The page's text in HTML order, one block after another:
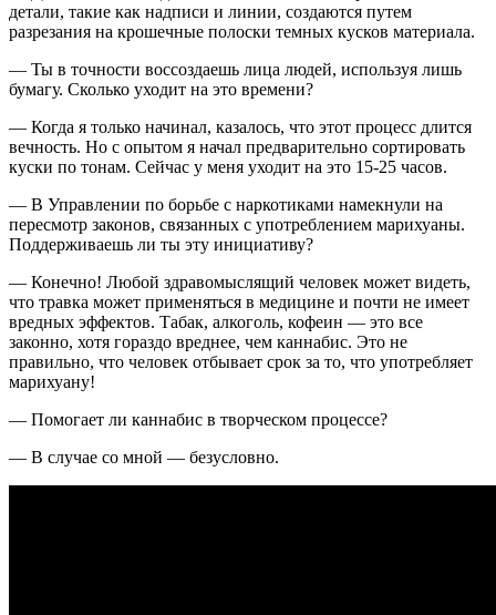
детали, такие как надписи и линии, создаются путем
разрезания на крошечные полоски темных кусков материала.
— Ты в точности воссоздаешь лица людей, используя лишь
бумагу. Сколько уходит на это времени?
— Когда я только начинал, казалось, что этот процесс длится
вечность. Но с опытом я начал предварительно сортировать
куски по тонам. Сейчас у меня уходит на это 15-25 часов.
— В Управлении по борьбе с наркотиками намекнули на
пересмотр законов, связанных с употреблением марихуаны.
Поддерживаешь ли ты эту инициативу?
— Конечно! Любой здравомыслящий человек может видеть,
что травка может применяться в медицине и почти не имеет
вредных эффектов. Табак, алкоголь, кофеин — это все
законно, хотя гораздо вреднее, чем каннабис. Это не
правильно, что человек отбывает срок за то, что употребляет
марихуану!
— Помогает ли каннабис в творческом процессе?
— В случае со мной — безусловно.